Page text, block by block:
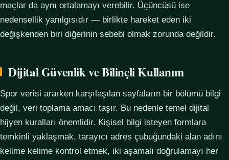
maçlar da aynı ortalamayı verebilir. Üçüncüsü ise
nedensellik yanılgısıdır — birlikte hareket eden iki
değişkenden biri diğerinin sebebi olmak zorunda değildir.
Dijital Güvenlik ve Bilinçli Kullanım
Spor verisi ararken karşılaşılan sayfaların bir bölümü bilgi
değil, veri toplama amacı taşır. Bu nedenle temel dijital
hijyen kuralları önemlidir. Kişisel bilgi isteyen formlara
temkinli yaklaşmak, tarayıcı adres çubuğundaki alan adını
kelime kelime kontrol etmek, iki aşamalı doğrulamayı her